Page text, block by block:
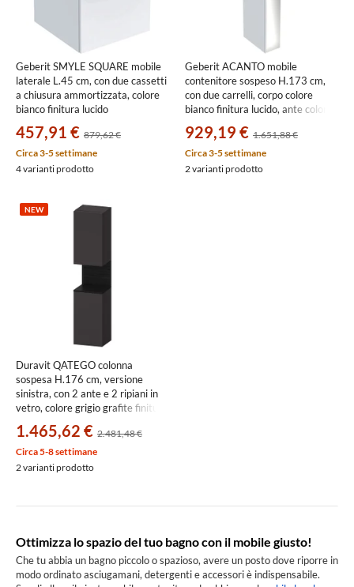
Geberit SMYLE SQUARE mobile
laterale L.45 cm, con due cassetti
a chiusura ammortizzata, colore
bianco finitura lucido
457,91 € 879,62 €
Circa 3-5 settimane
4 varianti prodotto
Geberit ACANTO mobile
contenitore sospeso H.173 cm,
con due carrelli, corpo colore
bianco finitura lucido, ante colore
503.011.01.2
929,19 € 1.651,88 €
Circa 3-5 settimane
2 varianti prodotto
NEW
Duravit QATEGO colonna
sospesa H.176 cm, versione
sinistra, con 2 ante e 2 ripiani in
vetro, colore grigio grafite finitura
1.465,62 € 2.481,48 €
Circa 5-8 settimane
2 varianti prodotto
Ottimizza lo spazio del tuo bagno con il mobile giusto!
Che tu abbia un bagno piccolo o spazioso, avere un posto dove riporre in
modo ordinato asciugamani, detergenti e accessori è indispensabile.